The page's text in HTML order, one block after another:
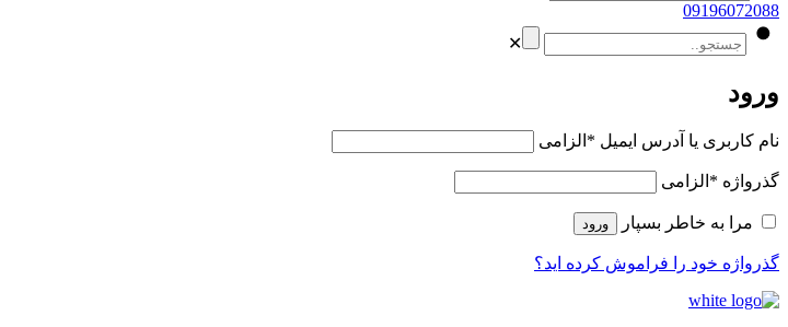
09196072088
✕
ورود
نام کاربری یا آدرس ایمیل * الزامی
گذرواژه * الزامی
مرا به خاطر بسپار ورود
گذرواژه خود را فراموش کرده اید؟